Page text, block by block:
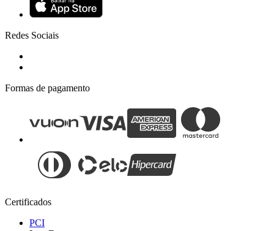
Redes Sociais
Formas de pagamento
Certificados
PCI